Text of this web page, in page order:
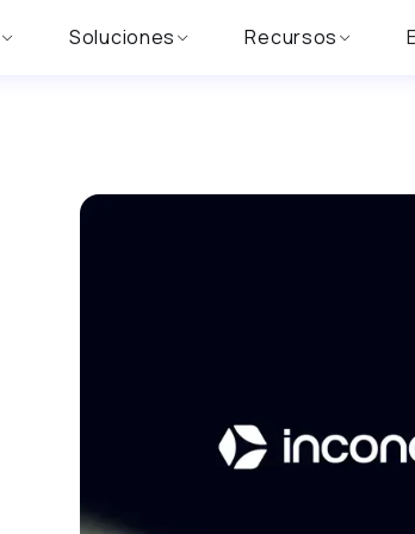
Soluciones Recursos